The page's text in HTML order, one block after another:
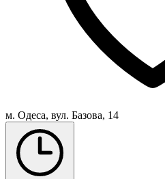
м. Одеса, вул. Базова, 14